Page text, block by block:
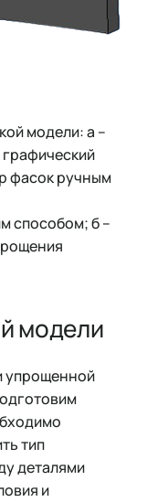
модели: а –
фасок ручным
способом; б –
модели
упрощенной
тип
деталями
и